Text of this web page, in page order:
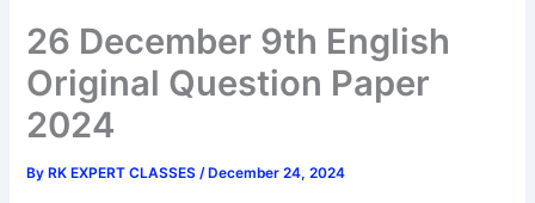
26 December 9th English
Original Question Paper
2024
By RK EXPERT CLASSES/ December 24, 2024